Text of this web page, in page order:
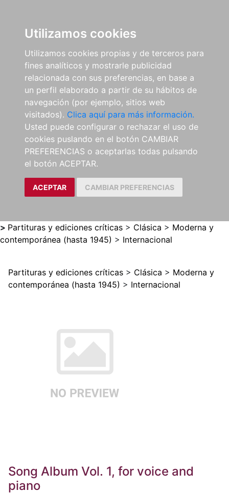
Utilizamos cookies
Utilizamos cookies propias y de terceros para
fines analíticos y mostrarle publicidad
relacionada con sus preferencias, en base a
un perfil elaborado a partir de su hábitos de
navegación (por ejemplo, sitios web
visitados). Clica aquí para más información.
Usted puede configurar o rechazar el uso de
cookies puslando en el botón CAMBIAR
PREFERENCIAS o aceptarlas todas pulsando
el botón ACEPTAR.
ACEPTAR CAMBIAR PREFERENCIAS
> Partituras y ediciones críticas > Clásica > Moderna y
contemporánea (hasta 1945) > Internacional
Partituras y ediciones críticas > Clásica > Moderna y
contemporánea (hasta 1945) > Internacional
Song Album Vol. 1, for voice and
piano